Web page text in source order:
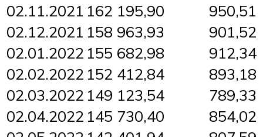
02.11.2021 162 195,90
950,51
02.12.2021 158 963,93
901,52
02.01.2022 155 682,98
912,34
02.02.2022 152 412,84
893,18
02.03.2022 149 123,54
789,33
02.04.2022 145 730,40
854,02